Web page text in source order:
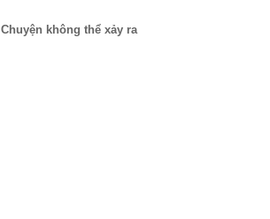
Chuyện không thể xảy ra